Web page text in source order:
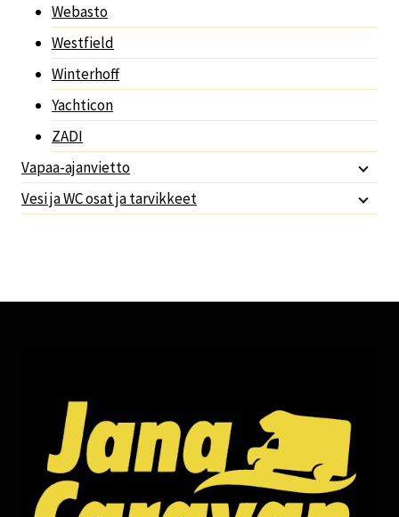
Webasto
Westfield
Winterhoff
Yachticon
ZADI
Vapaa-ajanvietto
Vesi ja WC osat ja tarvikkeet